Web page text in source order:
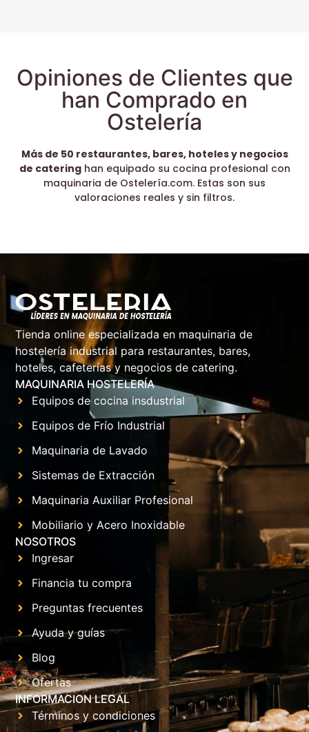
Opiniones de Clientes que
han Comprado en
Ostelería
Más de 50 restaurantes, bares, hoteles y negocios
de cateringhan equipado su cocina profesional con
maquinaria de Ostelería.com. Estas son sus
valoraciones reales y sin filtros.
Tienda online especializada en maquinaria de
hostelería industrial para restaurantes, bares,
hoteles, cafeterías y negocios de catering.
MAQUINARIA HOSTELERÍA
Equipos de cocina insdustrial
Equipos de Frío Industrial
Maquinaria de Lavado
Sistemas de Extracción
Maquinaria Auxiliar Profesional
Mobiliario y Acero Inoxidable
NOSOTROS
Ingresar
Financia tu compra
Preguntas frecuentes
Ayuda y guías
Blog
Ofertas
INFORMACION LEGAL
Términos y condiciones